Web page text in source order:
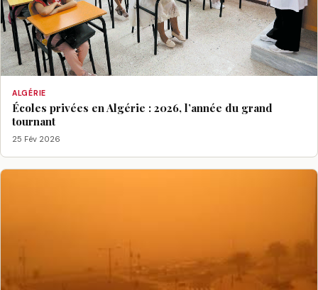
ALGÉRIE
Écoles privées en Algérie : 2026, l’année du grand
tournant
25 Fév 2026